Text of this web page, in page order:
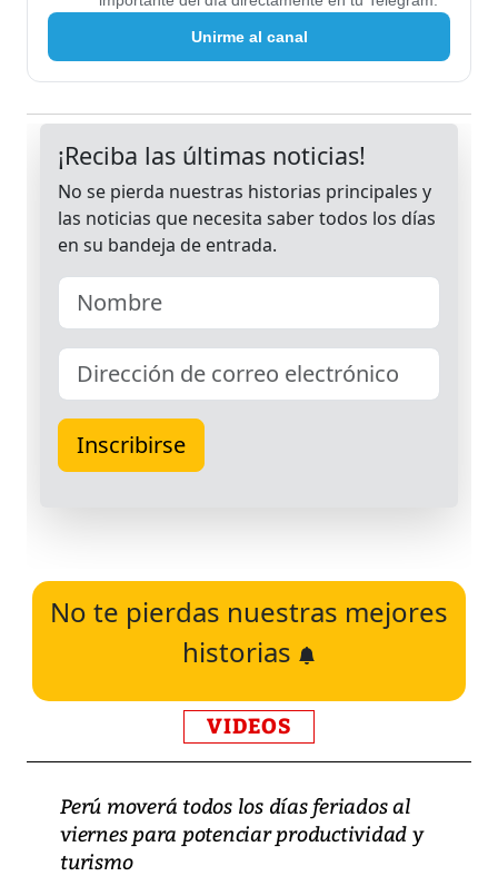
Unirme al canal
No te pierdas nuestras mejores
historias
VIDEOS
Perú moverá todos los días feriados al
viernes para potenciar productividad y
turismo